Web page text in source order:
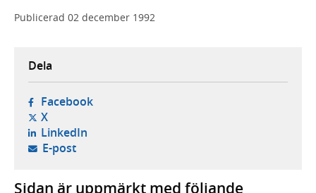
Publicerad 02 december 1992
Dela
Facebook- öppnas i ny flik, extern webbplats,
X- öppnas i ny flik, extern webbplats,
LinkedIn- öppnas i ny flik, extern webbplats,
E-post- öppnar din e-postklient,
Sidan är uppmärkt med följande